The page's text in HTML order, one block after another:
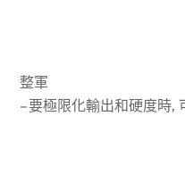
整軍
– 要極限化輸出和硬度時,